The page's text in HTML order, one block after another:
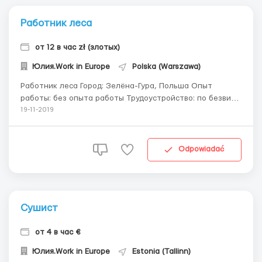
Работник леса
от 12 в час zł (злотых)
Юлия.Work in Europe Polska (Warszawa)
Работник леса Город: Зелёна-Гура, Польша Опыт
работы: без опыта работы Трудоустройство: по безвизу,
по рабочей визе Условия трудоустройства: :по безвизу,
хозяйстве (косить траву, укладывать спиленные ...
19-11-2019
Odpowiadać
Сушист
от 4 в час €
Юлия.Work in Europe Estonia (Tallinn)